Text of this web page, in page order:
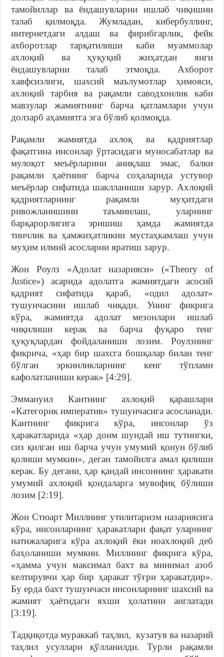
тамойиллар ва ёндашувларни ишлаб чиқишни
талаб қилмоқда. Жумладан, кибербуллинг,
интернетдаги алдаш ва фирибгарлик, фейк
ахборотлар тарқатилиши каби муаммолар
ахлоқий ва ҳуқуқий жиҳатдан янги
ёндашувларни талаб этмоқда. Ахборот
хавфсизлиги, шахсий маълумотлар ҳимояси,
ахлоқий тарбия ва рақамли саводхонлик каби
мавзулар жамиятнинг барча қатламлари учун
долзарб аҳамиятга эга бўлиб қолмоқда.
Рақамли жамиятда ахлоқ ва қадриятлар
фақатгина инсонлар ўртасидаги муносабатлар ва
мулоқот меъёрларини аниқлаш эмас, балки
рақамли ҳаётнинг барча соҳаларида устувор
меъёрлар сифатида шаклланиши зарур. Ахлоқий
қадриятларнинг рақамли муҳитдаги
ривожланишини таъминлаш, уларнинг
барқарорлигига эришиш ҳамда жамиятда
тинчлик ва ҳамжиҳатликни мустаҳкамлаш учун
муҳим илмий асосларни яратиш зарур.
Жон Роулз «Адолат назарияси» («Theory of
Justice») асарида адолатга жамиятдаги асосий
қадрият сифатида қараб, «одил адолат»
тушунчасини ишлаб чиқади. Унинг фикрига
кўра, жамиятда адолат мезонлари ишлаб
чиқилиши керак ва барча фуқаро тенг
ҳуқуқлардан фойдаланиши лозим. Роулзнинг
фикрича, «ҳар бир шахсга бошқалар билан тенг
бўлган эркинликларнинг кенг тўплами
кафолатланиши керак» [4:29].
Эммануил Кантнинг ахлоқий қарашлари
«Категорик императив» тушунчасига асосланади.
Кантнинг фикрига кўра, инсонлар ўз
ҳаракатларида «ҳар доим шундай иш тутингки,
сиз қилган иш барча учун умумий қонун бўлиб
қолиши мумкин», деган тамойилга амал қилиши
керак. Бу дегани, ҳар қандай инсоннинг ҳаракати
умумий ахлоқий қоидаларга мувофиқ бўлиши
лозим [2:19].
Жон Стюарт Миллнинг утилитаризм назариясига
кўра, инсонларнинг ҳаракатлари фақат уларнинг
натижаларига кўра ахлоқий ёки ноахлоқий деб
баҳоланиши мумкин. Миллнинг фикрига кўра,
«ҳамма учун максимал бахт ва минимал азоб
келтирувчи ҳар бир ҳаракат тўғри ҳаракатдир».
Бу ерда бахт тушунчаси инсонларнинг шахсий ва
жамият ҳаётидаги яхши ҳолатини англатади
[3:19].
Тадқиқотда мураккаб таҳлил, кузатув ва назарий
таҳлил усуллари қўлланилди. Турли рақамли